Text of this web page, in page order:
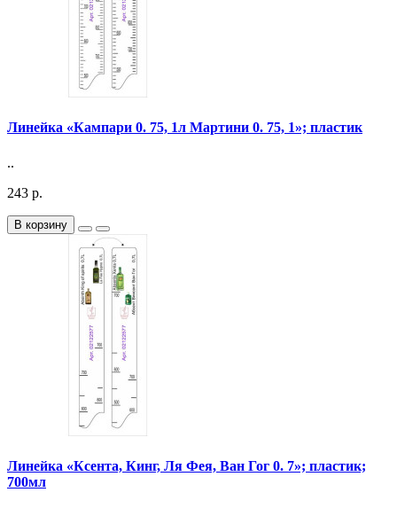
Линейка «Кампари 0. 75, 1л Мартини 0. 75, 1»; пластик
..
243 р.
В корзину
Линейка «Ксента, Кинг, Ля Фея, Ван Гог 0. 7»; пластик;
700мл